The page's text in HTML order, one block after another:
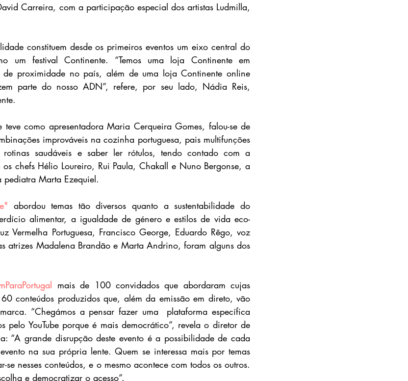
Carreira, com a participação especial dos artistas Ludmilla,
constituem desde os primeiros eventos um eixo central do
um festival Continente. “Temos uma loja Continente em
de proximidade no país, além de uma loja Continente online
parte do nosso ADN”, refere, por seu lado, Nádia Reis,
teve como apresentadora Maria Cerqueira Gomes, falou-se de
improváveis na cozinha portuguesa, pais multifunções
saudáveis e saber ler rótulos, tendo contado com a
chefs Hélio Loureiro, Rui Paula, Chakall e Nuno Bergonse, a
Marta Ezequiel.
abordou temas tão diversos quanto a sustentabilidade do
alimentar, a igualdade de género e estilos de vida eco-
Vermelha Portuguesa, Francisco George, Eduardo Rêgo, voz
atrizes Madalena Brandão e Marta Andrino, foram alguns dos
mais de 100 convidados que abordaram cujas
conteúdos produzidos que, além da emissão em direto, vão
“Chegámos a pensar fazer uma  plataforma específica
pelo YouTube porque é mais democrático”, revela o diretor de
“A grande disrupção deste evento é a possibilidade de cada
na sua própria lente. Quem se interessa mais por temas
nesses conteúdos, e o mesmo acontece com todos os outros.
e democratizar o acesso”.